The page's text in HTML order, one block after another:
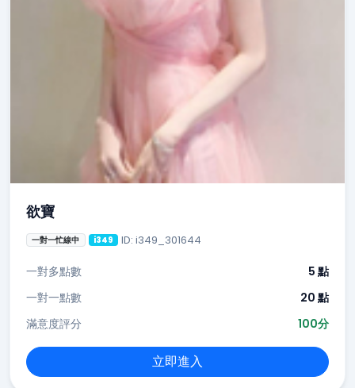
欲寶
一對一忙線中 i349 ID: i349_301644
一對多點數
5 點
一對一點數
20 點
滿意度評分
100分
立即進入